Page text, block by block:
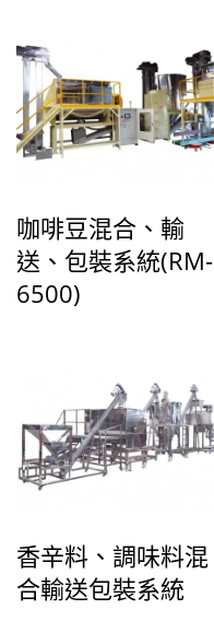
咖啡豆混合、輸
送、包裝系統(RM-
6500)
香辛料、調味料混
合輸送包裝系統